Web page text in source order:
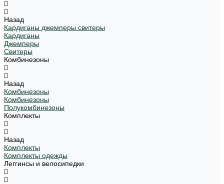
Назад
Кардиганы джемперы свитеры
Кардиганы
Джемперы
Свитеры
Комбинезоны
Назад
Комбинезоны
Комбинезоны
Полукомбинезоны
Комплекты
Назад
Комплекты
Комплекты одежды
Леггинсы и велосипедки